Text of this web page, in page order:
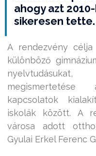
ahogy azt
sikeresen tette.
A rendezvény
különböző
kapcsolatok
iskolák között. A
városa adott
Gyulai Erkel Ferenc